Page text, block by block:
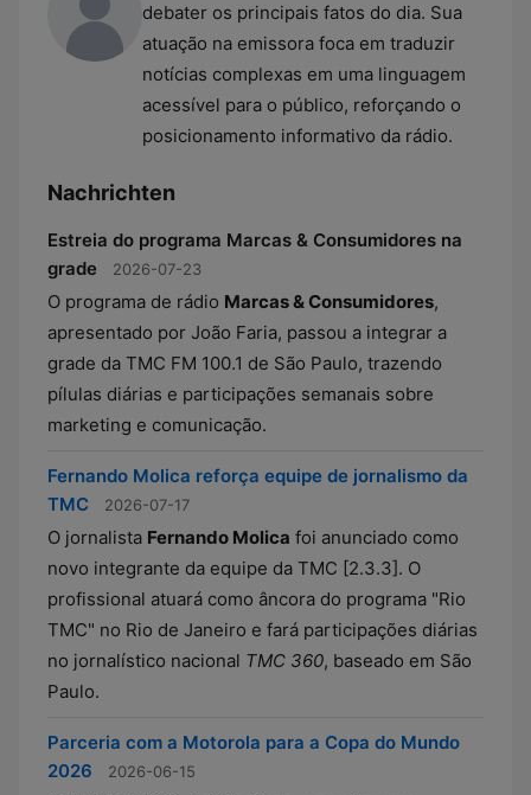
debater os principais fatos do dia. Sua
atuação na emissora foca em traduzir
notícias complexas em uma linguagem
acessível para o público, reforçando o
posicionamento informativo da rádio.
Nachrichten
Estreia do programa Marcas & Consumidores na
grade
2026-07-23
O programa de rádio Marcas & Consumidores,
apresentado por João Faria, passou a integrar a
grade da TMC FM 100.1 de São Paulo, trazendo
pílulas diárias e participações semanais sobre
marketing e comunicação.
Fernando Molica reforça equipe de jornalismo da
TMC
2026-07-17
O jornalista Fernando Molica foi anunciado como
novo integrante da equipe da TMC [2.3.3]. O
profissional atuará como âncora do programa "Rio
TMC" no Rio de Janeiro e fará participações diárias
no jornalístico nacional TMC 360, baseado em São
Paulo.
Parceria com a Motorola para a Copa do Mundo
2026
2026-06-15